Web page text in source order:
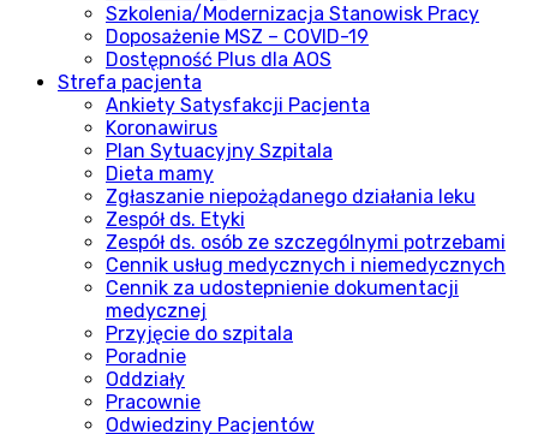
Szkolenia/Modernizacja Stanowisk Pracy
Doposażenie MSZ – COVID-19
Dostępność Plus dla AOS
Strefa pacjenta
Ankiety Satysfakcji Pacjenta
Koronawirus
Plan Sytuacyjny Szpitala
Dieta mamy
Zgłaszanie niepożądanego działania leku
Zespół ds. Etyki
Zespół ds. osób ze szczególnymi potrzebami
Cennik usług medycznych i niemedycznych
Cennik za udostepnienie dokumentacji
medycznej
Przyjęcie do szpitala
Poradnie
Oddziały
Pracownie
Odwiedziny Pacjentów